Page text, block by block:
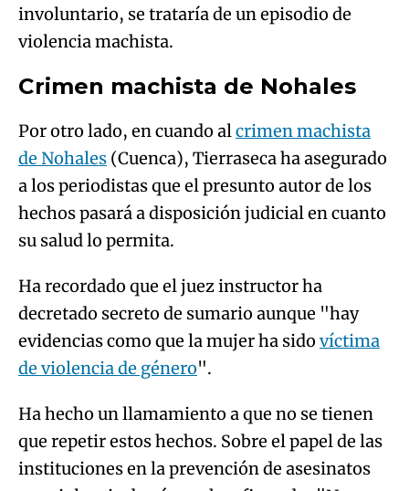
involuntario, se trataría de un episodio de
violencia machista.
Crimen machista de Nohales
Por otro lado, en cuando alcrimen machista
de Nohales (Cuenca), Tierraseca ha asegurado
a los periodistas que el presunto autor de los
hechos pasará a disposición judicial en cuanto
su salud lo permita.
Ha recordado que el juez instructor ha
decretado secreto de sumario aunque "hay
evidencias como que la mujer ha sido víctima
de violencia de género".
Ha hecho un llamamiento a que no se tienen
que repetir estos hechos. Sobre el papel de las
instituciones en la prevención de asesinatos